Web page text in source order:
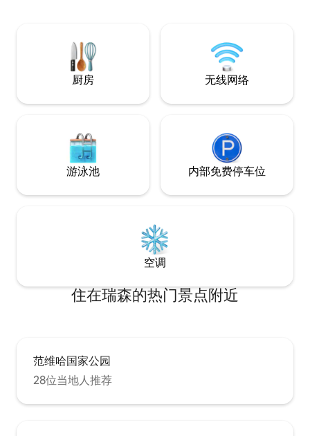
技乐趣相结合。 预订 Urban Space 住宿！
分钟） 7. DB mall
厨房 无线网络
游泳池 内部免费停车位
空调
住在瑞森的热门景点附近
范维哈国家公园
28位当地人推荐